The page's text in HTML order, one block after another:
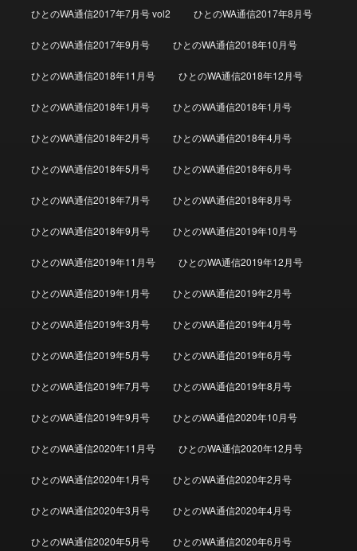
ひとのWA通信2017年7月号 vol2 ひとのWA通信2017年8月号
ひとのWA通信2017年9月号 ひとのWA通信2018年10月号
ひとのWA通信2018年11月号 ひとのWA通信2018年12月号
ひとのWA通信2018年1月号 ひとのWA通信2018年1月号
ひとのWA通信2018年2月号 ひとのWA通信2018年4月号
ひとのWA通信2018年5月号 ひとのWA通信2018年6月号
ひとのWA通信2018年7月号 ひとのWA通信2018年8月号
ひとのWA通信2018年9月号 ひとのWA通信2019年10月号
ひとのWA通信2019年11月号 ひとのWA通信2019年12月号
ひとのWA通信2019年1月号 ひとのWA通信2019年2月号
ひとのWA通信2019年3月号 ひとのWA通信2019年4月号
ひとのWA通信2019年5月号 ひとのWA通信2019年6月号
ひとのWA通信2019年7月号 ひとのWA通信2019年8月号
ひとのWA通信2019年9月号 ひとのWA通信2020年10月号
ひとのWA通信2020年11月号 ひとのWA通信2020年12月号
ひとのWA通信2020年1月号 ひとのWA通信2020年2月号
ひとのWA通信2020年3月号 ひとのWA通信2020年4月号
ひとのWA通信2020年5月号 ひとのWA通信2020年6月号